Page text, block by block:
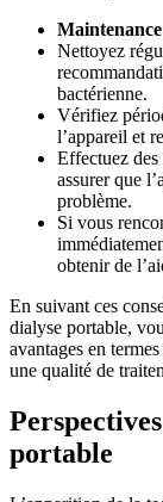
Nettoyez
bactérienne.
Vérifiez
l’appareil et
Effectuez
assurer que
problème.
Si vous
obtenir de
En suivant ces
dialyse portable,
avantages en
une qualité de
portable